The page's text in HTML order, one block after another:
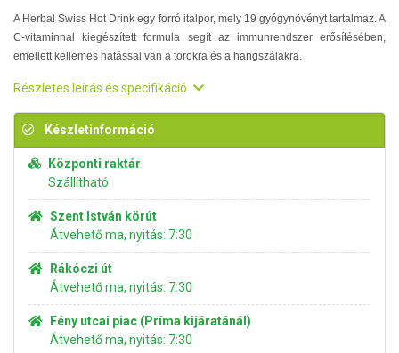
A Herbal Swiss Hot Drink egy forró italpor, mely 19 gyógynövényt tartalmaz. A
C-vitaminnal kiegészített formula segít az immunrendszer erősítésében,
emellett kellemes hatással van a torokra és a hangszálakra.
Részletes leírás és specifikáció
Készletinformáció
Központi raktár
Szállítható
Szent István körút
Átvehető ma, nyitás: 7:30
Rákóczi út
Átvehető ma, nyitás: 7:30
Fény utcai piac (Príma kijáratánál)
Átvehető ma, nyitás: 7:30